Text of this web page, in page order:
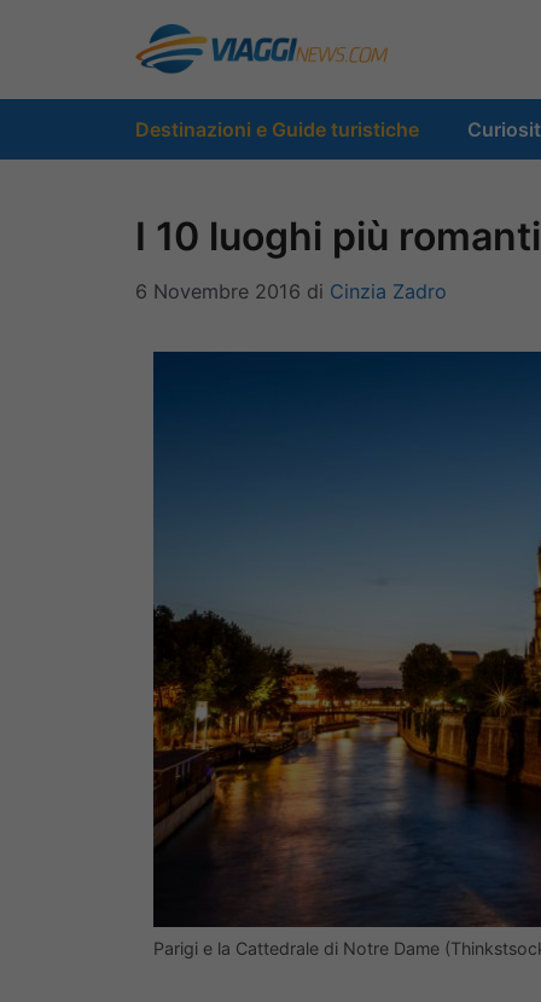
contenuto
Destinazioni e Guide turistiche
I 10 luoghi più
6 Novembre 2016 di Cinzia Zadro
Parigi e la Cattedrale di Notre Dame